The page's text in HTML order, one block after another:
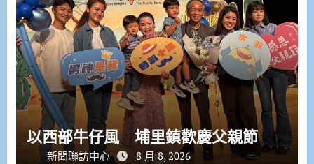
以西部牛仔風 埔里鎮歡慶父親節
新聞聯訪中心 8 月 8, 2026